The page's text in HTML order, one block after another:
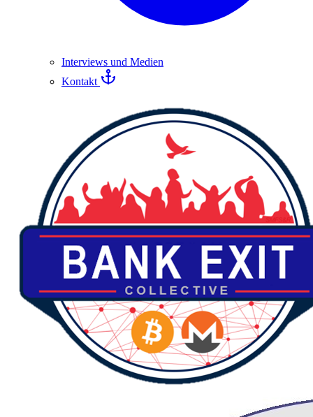
Interviews und Medien
Kontakt